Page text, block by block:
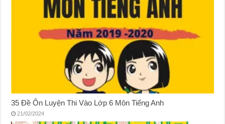
35 Đề Ôn Luyện Thi Vào Lớp 6 Môn Tiếng Anh
21/02/2024